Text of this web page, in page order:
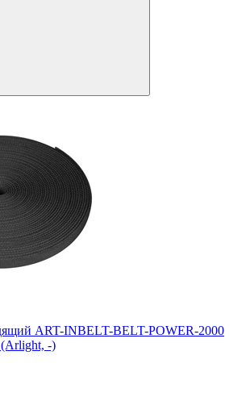
ART-INBELT-BELT-POWER-2000
-)